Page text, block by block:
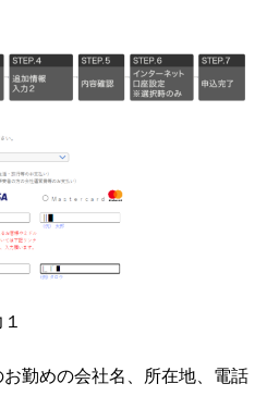
勤めの会社名、所在地、電話